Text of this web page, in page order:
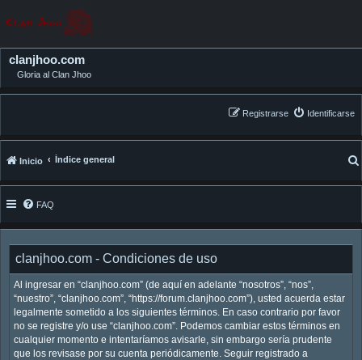
clanjhoo.com
Gloria al Clan Jhoo
Identificarse
Registrarse
Inicio Índice general
FAQ
clanjhoo.com - Condiciones de uso
Al ingresar en “clanjhoo.com” (de aquí en adelante “nosotros”, “nos”,
“nuestro”, “clanjhoo.com”, “https://forum.clanjhoo.com”), usted acuerda estar
legalmente sometido a los siguientes términos. En caso contrario por favor
no se registre y/o use “clanjhoo.com”. Podemos cambiar estos términos en
cualquier momento e intentaríamos avisarle, sin embargo sería prudente
que los revisase por su cuenta periódicamente. Seguir registrado a